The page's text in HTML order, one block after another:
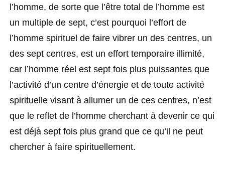
l’homme, de sorte que l’être total de l’homme est
un multiple de sept, c’est pourquoi l’effort de
l’homme spirituel de faire vibrer un des centres, un
des sept centres, est un effort temporaire illimité,
car l’homme réel est sept fois plus puissantes que
l’activité d’un centre d’énergie et de toute activité
spirituelle visant à allumer un de ces centres, n’est
que le reflet de l’homme cherchant à devenir ce qui
est déjà sept fois plus grand que ce qu’il ne peut
chercher à faire spirituellement.